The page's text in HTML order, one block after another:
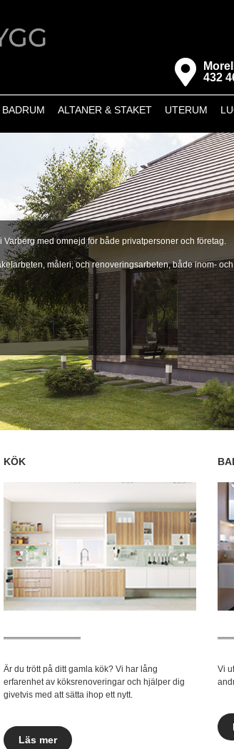
432
BADRUM ALTANER & STAKET UTERUM
med omnejd för både privatpersoner och företag.
måleri, och renoveringsarbeten, både inom-
KÖK
Är du trött på ditt gamla kök? Vi har lång
erfarenhet av köksrenoveringar och hjälper dig
givetvis med att sätta ihop ett nytt.
Läs mer
Vi